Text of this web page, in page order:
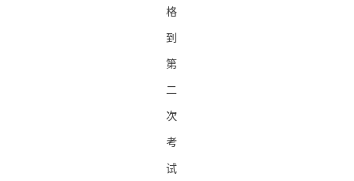
格
到
第
二
次
考
试